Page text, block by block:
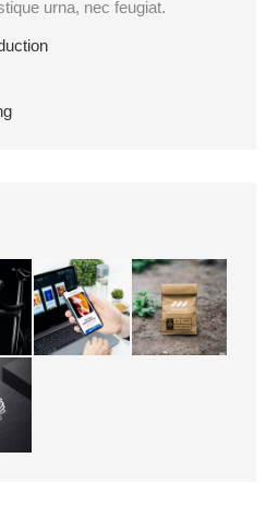
urna, nec feugiat.